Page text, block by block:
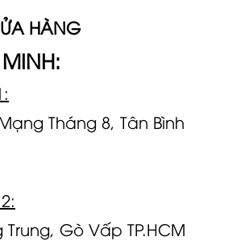
HÀNG
Tháng 8, Tân Bình
Gò Vấp TP.HCM